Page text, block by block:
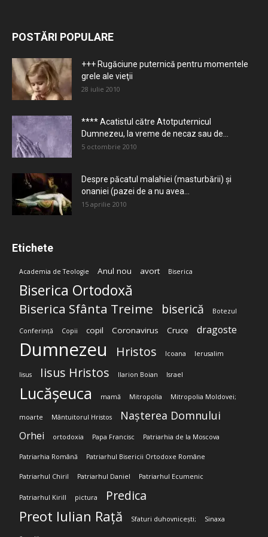
POSTĂRI POPULARE
+++ Rugăciune puternică pentru momentele
grele ale vieţii
28 iulie 2010
**** Acatistul către Atotputernicul
Dumnezeu, la vreme de necaz sau de...
5 octombrie 2010
Despre păcatul malahiei (masturbării) şi
onaniei (pazei de a nu avea...
15 aprilie 2010
Etichete
Academia de Teologie Anul nou avort Biserica
Biserica Ortodoxă
Biserica Sfânta Treime biserică Botezul
Conferință Copii copil Coronavirus Cruce dragoste
Dumnezeu Hristos Icoana Ierusalim
Iisus Iisus Hristos Ilarion Boian Israel
Lucășeuca mamă Mitropolia Mitropolia Moldovei;
moarte Mântuitorul Hristos Nașterea Domnului
Orhei ortodoxia Papa Francisc Patriarhia de la Moscova
Patriarhia Română Patriarhul Bisericii Ortodoxe Române
Patriarhul Chiril Patriarhul Daniel Patriarhul Ecumenic
Patriarhul Kirill pictura Predica
Preot Iulian Rață Sfaturi duhovnicești; Sinaxa